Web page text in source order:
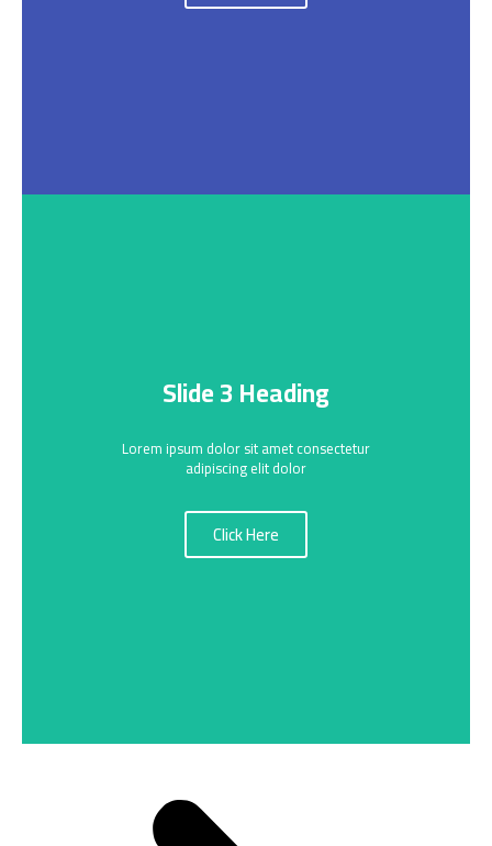
Slide 3 Heading
Lorem ipsum dolor sit amet consectetur
adipiscing elit dolor
Click Here